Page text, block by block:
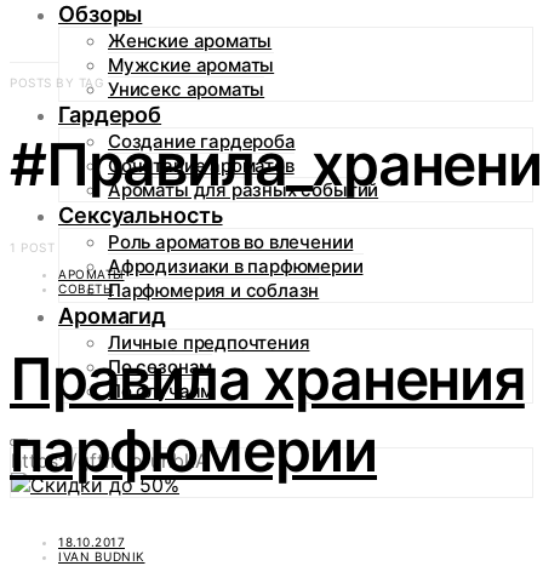
Обзоры
Женские ароматы
Мужские ароматы
Унисекс ароматы
Гардероб
Создание гардероба
Сочетание ароматов
Ароматы для разных событий
Сексуальность
Роль ароматов во влечении
Афродизиаки в парфюмерии
Парфюмерия и соблазн
Аромагид
Личные предпочтения
По сезонам
По случаям
https://gftm.io/uhbkA
POSTS BY TAG
1 POST
АРОМАТЫ
СОВЕТЫ
Правила хранения
парфюмерии
18.10.2017
IVAN BUDNIK